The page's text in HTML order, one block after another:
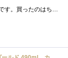
ペプシのいつものネタシリーズです。買ったのはちょっと前ですが、冷蔵庫に入れっぱなしになってました。何味かよく分からないという意見が�...